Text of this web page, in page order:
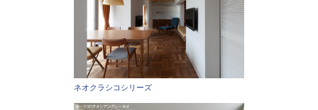
ネオクラシコシリーズ